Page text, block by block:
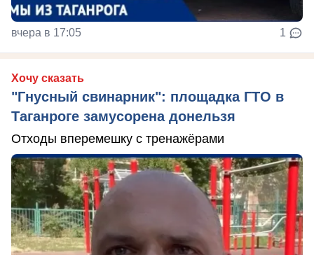
вчера в 17:05 1
Хочу сказать
"Гнусный свинарник": площадка ГТО в
Таганроге замусорена донельзя
Отходы вперемешку с тренажёрами